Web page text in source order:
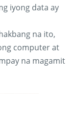
iyong data ay
na ito,
computer at
na magamit